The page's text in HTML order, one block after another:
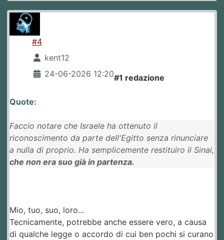
#4
kent12
24-06-2026 12:20#1 redazione
Quote:
Faccio notare che Israele ha ottenuto il
riconoscimento da parte dell'Egitto senza rinunciare
a nulla di proprio. Ha semplicemente restituiro il Sinai,
che non era suo già in partenza.
Mio, tuo, suo, loro...
Tecnicamente, potrebbe anche essere vero, a causa
di qualche legge o accordo di cui ben pochi si curano